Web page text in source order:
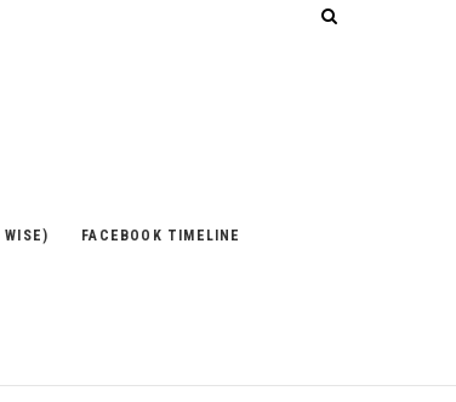
WISE) FACEBOOK TIMELINE